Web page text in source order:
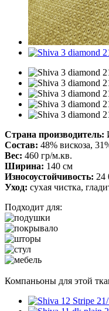
Страна производитель:
Состав: 48% вискоза,
Вес: 460 гр/м.кв.
Ширина: 140 см
Износоустойчивость: 24
Уход: сухая чистка,
Подходит для:
Компаньоны для этой